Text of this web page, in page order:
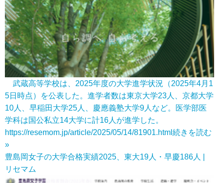
武蔵高等学校は、2025年度の大学進学状況（2025年4月1
5日時点）を公表した。進学者数は東京大学23人、京都大学
10人、早稲田大学25人、慶應義塾大学9人など。医学部医
学科は国公私立14大学に計16人が進学した。
https://resemom.jp/article/2025/05/14/81901.html 続きを読む
»
豊島岡女子の大学合格実績2025、東大19人・早慶186人 |
リセマム